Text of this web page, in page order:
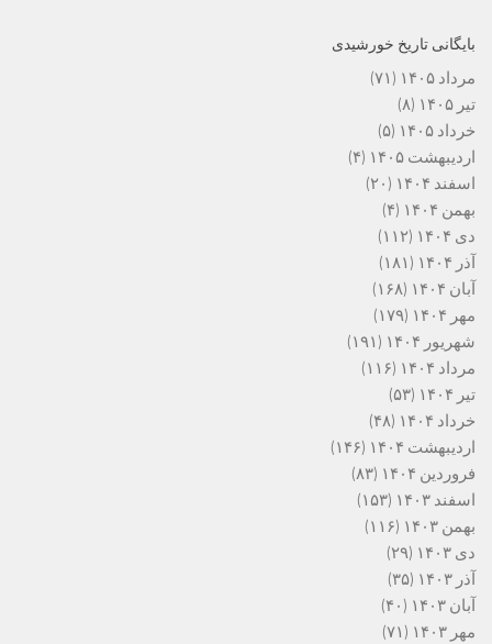
بایگانی تاریخ خورشیدی
مرداد ۱۴۰۵
(۷۱)
تیر ۱۴۰۵
(۸)
خرداد ۱۴۰۵
(۵)
اردیبهشت ۱۴۰۵
(۴)
اسفند ۱۴۰۴
(۲۰)
بهمن ۱۴۰۴
(۴)
دی ۱۴۰۴
(۱۱۲)
آذر ۱۴۰۴
(۱۸۱)
آبان ۱۴۰۴
(۱۶۸)
مهر ۱۴۰۴
(۱۷۹)
شهریور ۱۴۰۴
(۱۹۱)
مرداد ۱۴۰۴
(۱۱۶)
تیر ۱۴۰۴
(۵۳)
خرداد ۱۴۰۴
(۴۸)
اردیبهشت ۱۴۰۴
(۱۴۶)
فروردین ۱۴۰۴
(۸۳)
اسفند ۱۴۰۳
(۱۵۳)
بهمن ۱۴۰۳
(۱۱۶)
دی ۱۴۰۳
(۲۹)
آذر ۱۴۰۳
(۳۵)
آبان ۱۴۰۳
(۴۰)
مهر ۱۴۰۳
(۷۱)